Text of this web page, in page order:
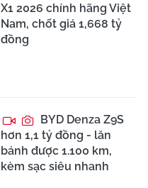
X1 2026 chính hãng Việt
Nam, chốt giá 1,668 tỷ
đồng
BYD Denza Z9S
hơn 1,1 tỷ đồng - lăn
bánh được 1.100 km,
kèm sạc siêu nhanh